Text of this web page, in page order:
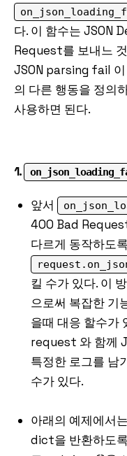
다. 이 함수는 JSON
Request를 보내느
JSON parsing fail
의 다른 행동을 정의
사용하면 된다.
1.
앞서
400 Bad
다르게 동작하도
킬 수가 있다. 이
으로써 복잡한 기
을때 대응 할수가
request 와 함께
특정한 로그를 남
수가 있다.
아래의 예제에서
dict을 반환하도